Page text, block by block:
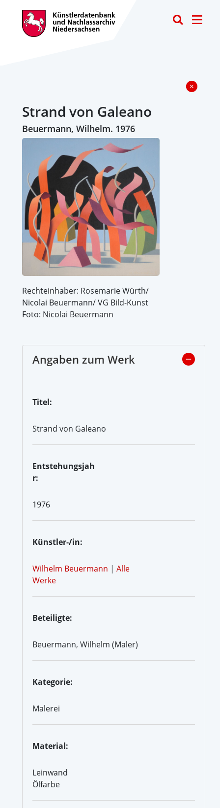
Strand von Galeano
Beuermann, Wilhelm. 1976
Rechteinhaber: Rosemarie Würth/
Nicolai Beuermann/ VG Bild-Kunst
Foto: Nicolai Beuermann
Angaben zum Werk
Titel:
Strand von Galeano
Entstehungsjah
r:
1976
Künstler-/in:
Wilhelm Beuermann | Alle
Werke
Beteiligte:
Beuermann, Wilhelm (Maler)
Kategorie:
Malerei
Material:
Leinwand
Ölfarbe